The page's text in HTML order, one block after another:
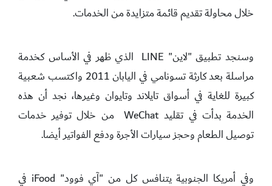
خلال محاولة تقديم قائمة متزايدة من الخدمات.
وسنجد تطبيق "لاين" LINE الذي ظهر في الأساس كخدمة
مراسلة بعد كارثة تسونامي في اليابان 2011 واكتسب شعبية
كبيرة للغاية في أسواق تايلاند وتايوان وغيرها، نجد أن هذه
الخدمة بدأت في تقليد WeChat من خلال توفير خدمات
توصيل الطعام وحجز سيارات الأجرة ودفع الفواتير أيضا.
وفي أمريكا الجنوبية يتنافس كل من "آي فوود" iFood في